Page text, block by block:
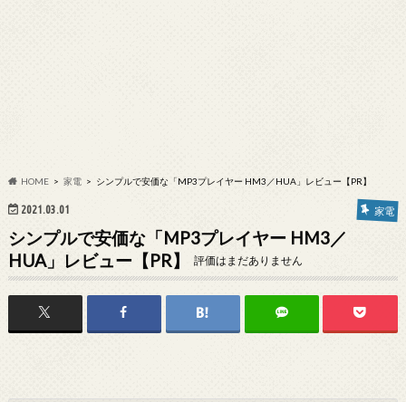
HOME 家電 シンプルで安価な「MP3プレイヤー HM3／HUA」レビュー【PR】
2021.03.01 家電
シンプルで安価な「MP3プレイヤー HM3／
HUA」レビュー【PR】
評価はまだありません